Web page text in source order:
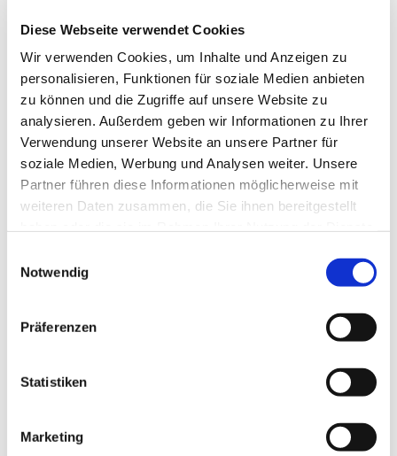
Diese Webseite verwendet Cookies
Wir verwenden Cookies, um Inhalte und Anzeigen zu
personalisieren, Funktionen für soziale Medien anbieten
zu können und die Zugriffe auf unsere Website zu
analysieren. Außerdem geben wir Informationen zu Ihrer
Verwendung unserer Website an unsere Partner für
soziale Medien, Werbung und Analysen weiter. Unsere
Partner führen diese Informationen möglicherweise mit
weiteren Daten zusammen, die Sie ihnen bereitgestellt
Notwendig
Präferenzen
Statistiken
Marketing
interessieren